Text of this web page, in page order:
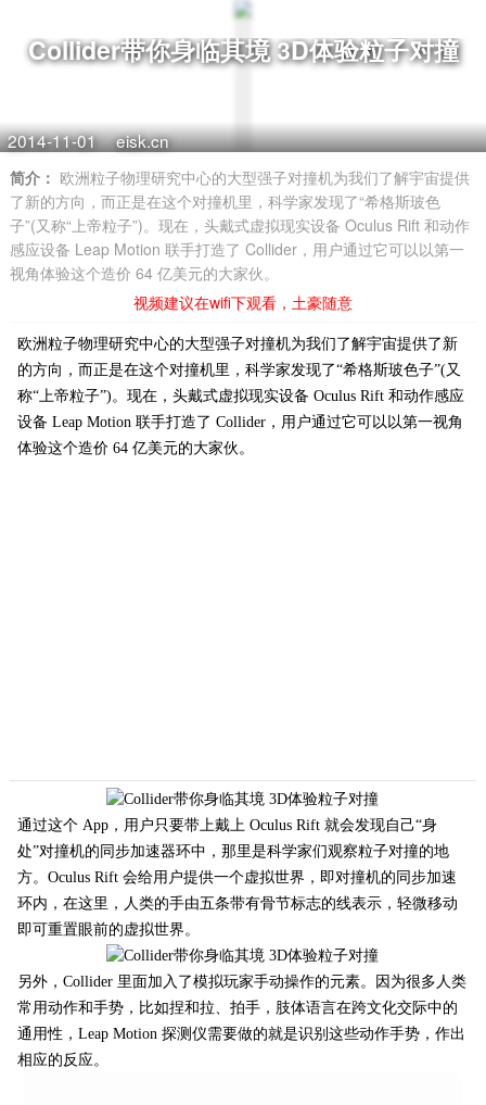
Collider带你身临其境 3D体验粒子对撞
2014-11-01 eisk.cn
简介： 欧洲粒子物理研究中心的大型强子对撞机为我们了解宇宙提供
了新的方向，而正是在这个对撞机里，科学家发现了“希格斯玻色
子”(又称“上帝粒子”)。现在，头戴式虚拟现实设备 Oculus Rift 和动作
感应设备 Leap Motion 联手打造了 Collider，用户通过它可以以第一
视角体验这个造价 64 亿美元的大家伙。
视频建议在wifi下观看，土豪随意
欧洲粒子物理研究中心的大型强子对撞机为我们了解宇宙提供了新
的方向，而正是在这个对撞机里，科学家发现了“希格斯玻色子”(又
称“上帝粒子”)。现在，头戴式虚拟现实设备 Oculus Rift 和动作感应
设备 Leap Motion 联手打造了 Collider，用户通过它可以以第一视角
体验这个造价 64 亿美元的大家伙。
通过这个 App，用户只要带上戴上 Oculus Rift 就会发现自己“身
处”对撞机的同步加速器环中，那里是科学家们观察粒子对撞的地
方。Oculus Rift 会给用户提供一个虚拟世界，即对撞机的同步加速
环内，在这里，人类的手由五条带有骨节标志的线表示，轻微移动
即可重置眼前的虚拟世界。
另外，Collider 里面加入了模拟玩家手动操作的元素。因为很多人类
常用动作和手势，比如捏和拉、拍手，肢体语言在跨文化交际中的
通用性，Leap Motion 探测仪需要做的就是识别这些动作手势，作出
相应的反应。